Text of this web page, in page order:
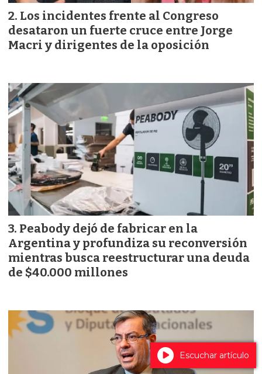
Los incidentes frente al Congreso
desataron un fuerte cruce entre Jorge
Macri y dirigentes de la oposición
Peabody dejó de fabricar en la
Argentina y profundiza su reconversión
mientras busca reestructurar una deuda
de $40.000 millones
Escuchar artículo